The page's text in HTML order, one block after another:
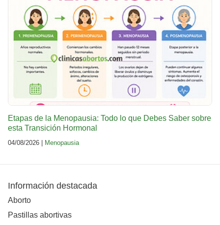
Etapas de la Menopausia: Todo lo que Debes Saber sobre
esta Transición Hormonal
04/08/2026 | Menopausia
Información destacada
Aborto
Pastillas abortivas